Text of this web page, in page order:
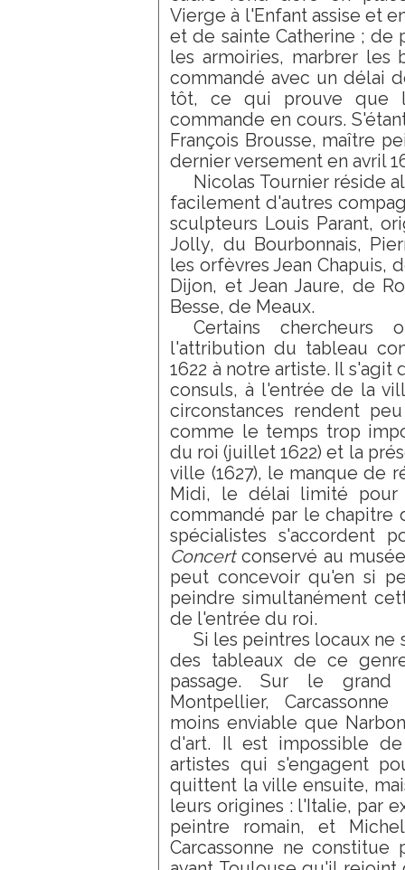
Vierge à l'Enfant assise et
et de sainte Catherine ;
les armoiries, marbrer les
commandé avec un délai
tôt, ce qui prouve que
commande en cours.
François Brousse, maître
dernier versement en avril
Nicolas Tournier réside
facilement d'autres
sculpteurs Louis Parant,
Jolly, du Bourbonnais,
les orfèvres Jean Chapuis,
Dijon, et Jean Jaure, de
Besse, de Meaux.
Certains chercheurs
l'attribution du tableau
1622 à notre artiste. Il
consuls, à l'entrée de la
circonstances rendent
comme le temps trop
du roi (juillet 1622) et la
ville (1627), le manque de
Midi, le délai limité pour
commandé par le chapitre
spécialistes s'accordent
Concertconservé au
peut concevoir qu'en si
peindre simultanément
de l'entrée du roi.
Si les peintres locaux ne
des tableaux de ce
passage. Sur le
Montpellier,
moins enviable que
d'art. Il est impossible
artistes qui s'engagent
quittent la ville ensuite,
leurs origines : l'Italie, par
peintre romain, et
Carcassonne ne